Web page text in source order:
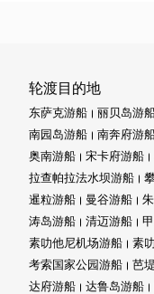
轮渡目的地
东萨克游船 丽贝岛游
南园岛游船
南奔府游
奥南游船
宋卡府游船
拉查帕拉法水坝游船
暹粒游船
曼谷游船
涛岛游船
清迈游船
素叻他尼机场游船
素
考索国家公园游船
芭
达府游船
达鲁岛游船